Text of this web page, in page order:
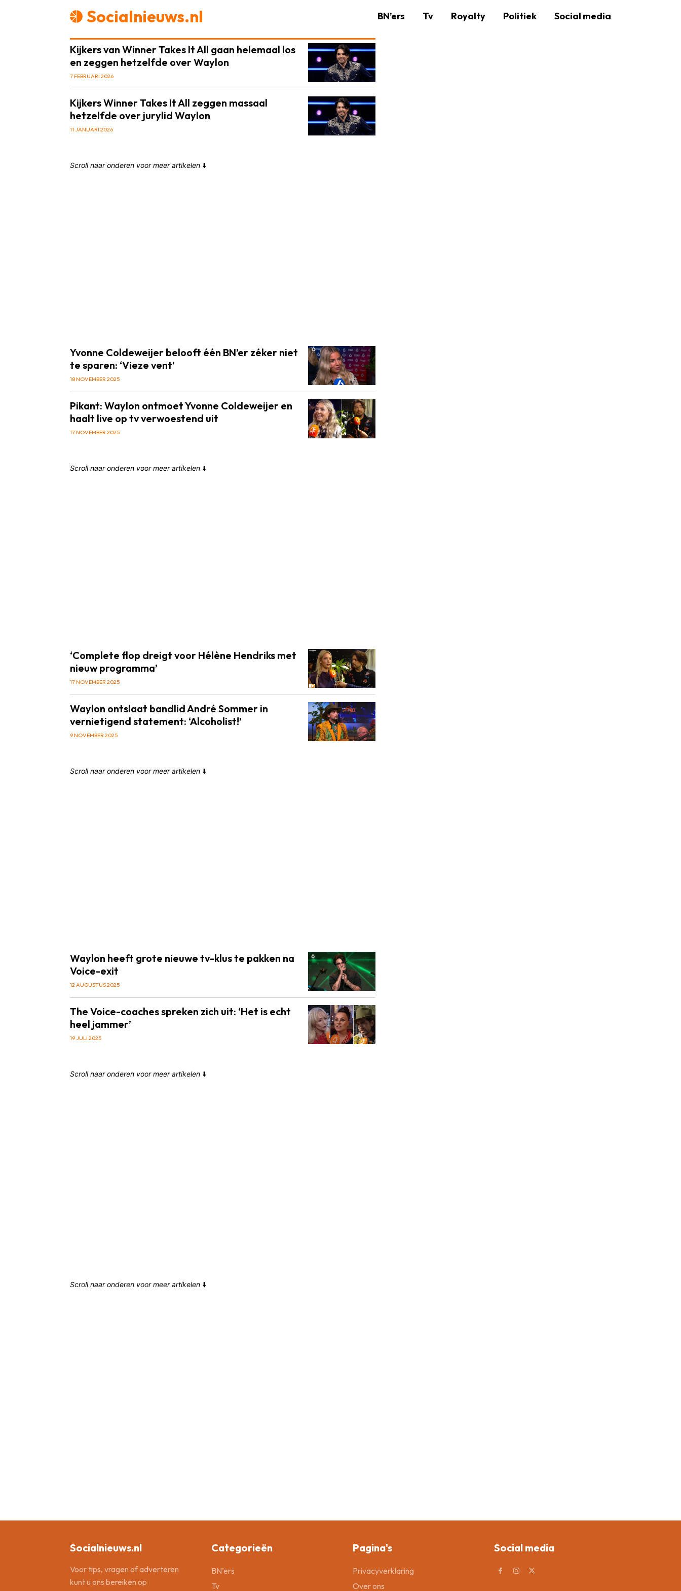
Socialnieuws.nl BN’ers Tv Royalty Politiek Social media
Kijkers van Winner Takes It All gaan helemaal los
en zeggen hetzelfde over Waylon
7 FEBRUARI 2026
Kijkers Winner Takes It All zeggen massaal
hetzelfde over jurylid Waylon
11 JANUARI 2026
Scroll naar onderen voor meer artikelen ⬇️
Yvonne Coldeweijer belooft één BN’er zéker niet
te sparen: ‘Vieze vent’
18 NOVEMBER 2025
Pikant: Waylon ontmoet Yvonne Coldeweijer en
haalt live op tv verwoestend uit
17 NOVEMBER 2025
Scroll naar onderen voor meer artikelen ⬇️
‘Complete flop dreigt voor Hélène Hendriks met
nieuw programma’
17 NOVEMBER 2025
Waylon ontslaat bandlid André Sommer in
vernietigend statement: ‘Alcoholist!’
9 NOVEMBER 2025
Scroll naar onderen voor meer artikelen ⬇️
Waylon heeft grote nieuwe tv-klus te pakken na
Voice-exit
12 AUGUSTUS 2025
The Voice-coaches spreken zich uit: ‘Het is echt
heel jammer’
19 JULI 2025
Scroll naar onderen voor meer artikelen ⬇️
Scroll naar onderen voor meer artikelen ⬇️
Socialnieuws.nl
Voor tips, vragen of adverteren
kunt u ons bereiken op
Categorieën
BN’ers
Tv
Pagina's
Privacyverklaring
Over ons
Social media